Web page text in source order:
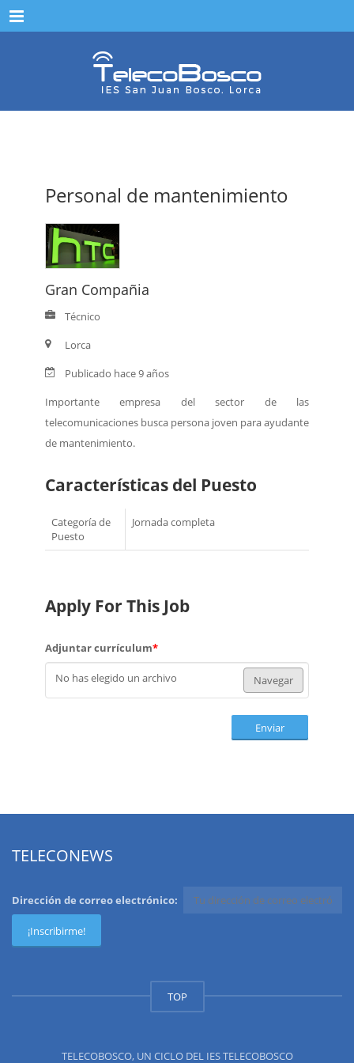
Menu
Personal de mantenimiento
Gran Compañia
Técnico
Lorca
Publicado hace 9 años
Importante empresa del sector de las
telecomunicaciones busca persona joven para ayudante
de mantenimiento.
Características del Puesto
Categoría de
Puesto
Jornada completa
Apply For This Job
Adjuntar currículum*
No has elegido un archivo Navegar
Enviar
TELECONEWS
Dirección de correo electrónico:
TOP
TELECOBOSCO, UN CICLO DEL IES TELECOBOSCO